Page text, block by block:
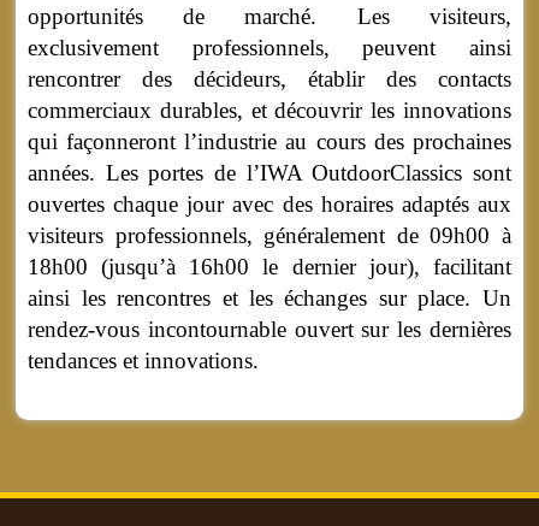
opportunités de marché. Les visiteurs,
exclusivement professionnels, peuvent ainsi
rencontrer des décideurs, établir des contacts
commerciaux durables, et découvrir les innovations
qui façonneront l’industrie au cours des prochaines
années. Les portes de l’IWA OutdoorClassics sont
ouvertes chaque jour avec des horaires adaptés aux
visiteurs professionnels, généralement de 09h00 à
18h00 (jusqu’à 16h00 le dernier jour), facilitant
ainsi les rencontres et les échanges sur place. Un
rendez-vous incontournable ouvert sur les dernières
tendances et innovations.